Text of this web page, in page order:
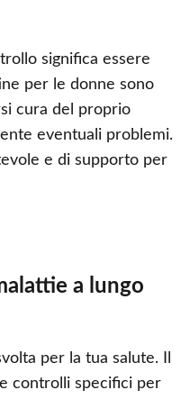
significa essere
per le donne sono
cura del proprio
eventuali problemi.
e di supporto per
a lungo
per la tua salute. Il
controlli specifici per